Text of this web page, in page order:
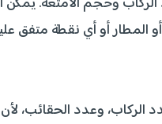
المطار أو أي نقطة متفق
الركاب، وعدد الحقائب، لأن